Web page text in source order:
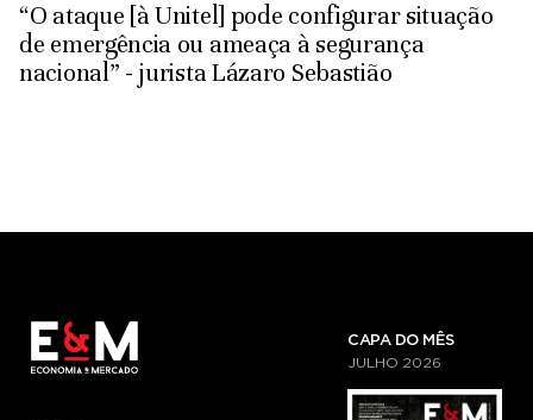
“O ataque [à Unitel] pode configurar situação
de emergência ou ameaça à segurança
nacional” - jurista Lázaro Sebastião
CAPA DO MÊS
JULHO 2026